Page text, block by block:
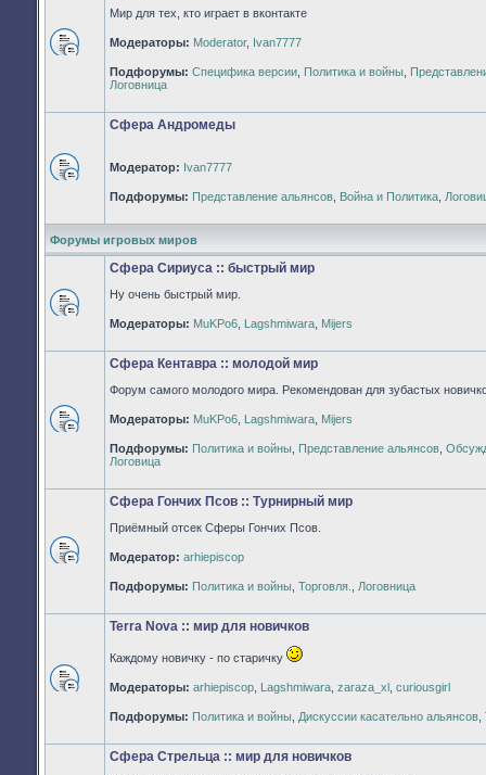
непрочитанных
сообщений
Мир для тех, кто играет в вконтакте
Модераторы: Moderator, Ivan7777
Подфорумы: Специфика версии Политика и войны
Логовница
непрочитанных
Сфера Андромеды
Модератор: Ivan7777
Подфорумы: Представление альянсов Война и Политика
Форумы игровых миров
Нет
непрочитанных
Сфера Сириуса :: быстрый мир
Ну очень быстрый мир.
Модераторы: MuKPo6 Lagshmiwara Mijers
непрочитанных
сообщений
Сфера Кентавра :: молодой мир
Форум самого молодого мира. Рекомендован для зубастых
Модераторы: MuKPo6 Lagshmiwara Mijers
Подфорумы: Политика и войны Представление альянсов
Логовица
непрочитанных
сообщений
Сфера Гончих Псов :: Турнирный мир
Приёмный отсек Сферы Гончих Псов.
Модератор: arhiepiscop
Подфорумы: Политика и войны Торговля. Логовница
сообщений
Terra Nova :: мир для новичков
Каждому новичку - по старичку
Модераторы: arhiepiscop Lagshmiwara zaraza_xl curiousgirl
Подфорумы: Политика и войны Дискуссии касательно альянсов
Сфера Стрельца :: мир для новичков